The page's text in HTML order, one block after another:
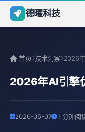
德曜科技
首页 技术洞察
2026年AI引擎
2026-05-07 1 分钟阅